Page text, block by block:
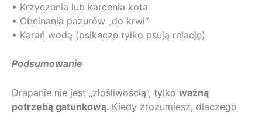
• Krzyczenia lub karcenia kota
• Obcinania pazurów „do krwi”
• Karań wodą (psikacze tylko psują relację)
Podsumowanie
Drapanie nie jest „złośliwością”, tylko ważną
potrzebą gatunkową. Kiedy zrozumiesz, dlaczego